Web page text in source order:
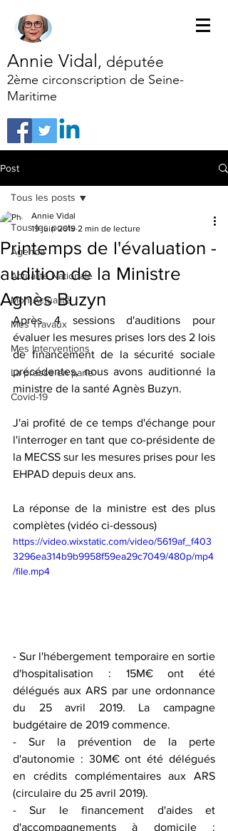
Annie Vidal, députée
2ème circonscription de Seine-
Maritime
Post
Tous les posts
Agenda
Actualité Nationale
Mon Actualité
Mes Travaux
Mes Interventions
La presse en parle
Covid-19
Tous les posts
Printemps de l'évaluation -
audition de la Ministre
Agnès Buzyn
Annie Vidal
19 juin 2019 2 min de lecture
Après 4 sessions d'auditions pour
évaluer les mesures prises lors des 2 lois
de financement de la sécurité sociale
précédentes, nous avons auditionné la
ministre de la santé Agnès Buzyn.
J'ai profité de ce temps d'échange pour
l'interroger en tant que co-présidente de
la MECSS sur les mesures prises pour les
EHPAD depuis deux ans.
La réponse de la ministre est des plus
complètes (vidéo ci-dessous)
https://video.wixstatic.com/video/5619af_f403
3296ea314b9b9958f59ea29c7049/480p/mp4
/file.mp4
- Sur l'hébergement temporaire en sortie
d'hospitalisation : 15M€ ont été
délégués aux ARS par une ordonnance
du 25 avril 2019. La campagne
budgétaire de 2019 commence.
- Sur la prévention de la perte
d'autonomie : 30M€ ont été délégués
en crédits complémentaires aux ARS
(circulaire du 25 avril 2019).
- Sur le financement d'aides et
d'accompagnements à domicile :